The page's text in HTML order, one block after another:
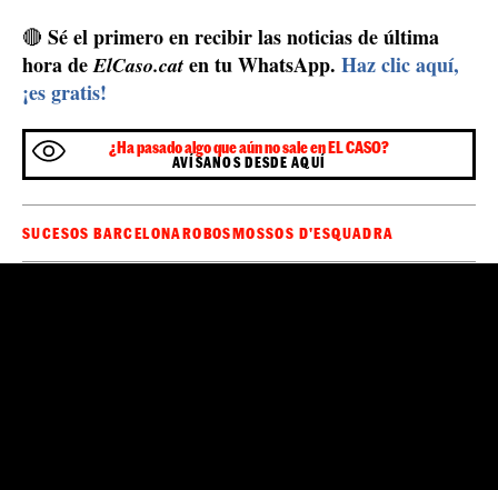
🔴 Sé el primero en recibir las noticias de última
hora deElCaso.cat en tu WhatsApp. Haz clic aquí,
¡es gratis!
¿Ha pasado algo que aún no sale en EL CASO?
AVÍSANOS DESDE AQUÍ
SUCESOS BARCELONAROBOSMOSSOS D'ESQUADRA